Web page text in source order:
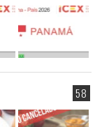
58